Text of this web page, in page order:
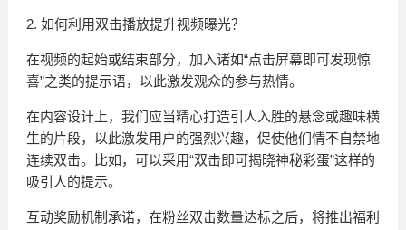
2. 如何利用双击播放提升视频曝光？
在视频的起始或结束部分，加入诸如“点击屏幕即可发现惊
喜”之类的提示语，以此激发观众的参与热情。
在内容设计上，我们应当精心打造引人入胜的悬念或趣味横
生的片段，以此激发用户的强烈兴趣，促使他们情不自禁地
连续双击。比如，可以采用“双击即可揭晓神秘彩蛋”这样的
吸引人的提示。
互动奖励机制承诺，在粉丝双击数量达标之后，将推出福利